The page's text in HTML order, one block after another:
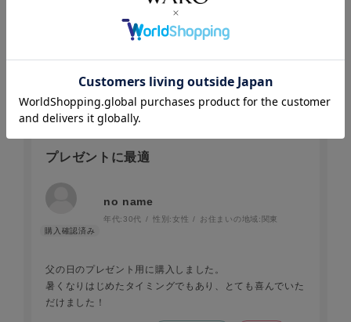
品になってしまうので、手渡しに。
また、賞味期限も長く余分に用意しておけます。期限が近
づきましたらご試食されますよう。
続きを読む
参考になった 1 Like! 2
プレゼントに最適
no name
年代:30代 性別:女性 お住まいの地域: 関東
父の日のプレゼント用に購入しました。
暑くなりはじめたタイミングでもあり、とても喜んでいた
だけました！